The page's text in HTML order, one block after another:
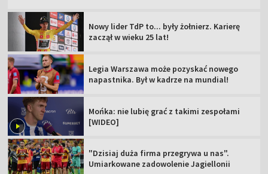
Nowy lider TdP to... były żołnierz. Karierę
zaczął w wieku 25 lat!
Legia Warszawa może pozyskać nowego
napastnika. Był w kadrze na mundial!
Mońka: nie lubię grać z takimi zespołami
[WIDEO]
"Dzisiaj duża firma przegrywa u nas".
Umiarkowane zadowolenie Jagiellonii